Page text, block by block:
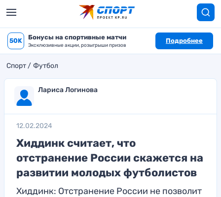
50K Бонусы на спортивные матчи
Эксклюзивные акции, розыгрыши призов
Подробнее
Спорт Футбол
Лариса Логинова
12.02.2024
Хиддинк считает, что
отстранение России скажется на
развитии молодых футболистов
Хиддинк: Отстранение России не позволит